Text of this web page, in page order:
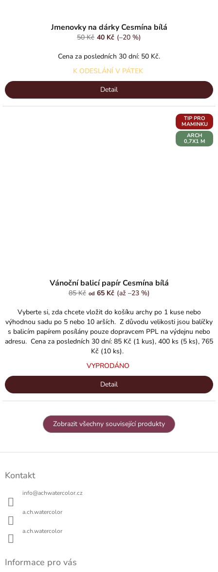
Jmenovky na dárky Cesmína bílá
50 Kč 40 Kč (–20 %)
Cena za posledních 30 dní: 50 Kč.
K ODESLÁNÍ V PÁTEK
Detail
TIP PRO
MAMINKU
ARCH
0,7X1 M
z
5
hvězdiček.
Vánoční balicí papír Cesmína bílá
85 Kč od 65 Kč (až –23 %)
Vyberte si, zda chcete vložit do košíku archy po 1 kuse nebo
výhodnou sadu po 5 nebo 10 arších. Z důvodu velikosti jsou balíčky
s balicím papírem posílány pouze dopravcem PPL na výdejnu nebo
adresu. Cena za posledních 30 dní: 85 Kč (1 kus), 400 ks (5 ks), 765
Kč (10 ks).
VYPRODÁNO
Detail
Zobrazit všechny související produkty
Kontakt
info@achwatercolor.cz
a.ch.watercolor
a.ch.watercolor
Informace pro vás